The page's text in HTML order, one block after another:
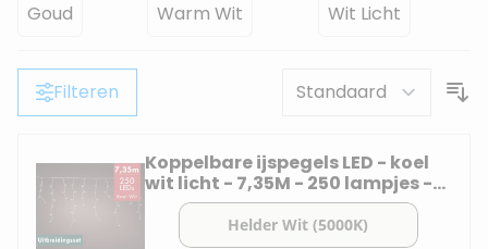
Goud Warm Wit Wit Licht
Filteren
Koppelbare ijspegels LED - koel
wit licht - 7,35M - 250 lampjes -
Uitbreidingsset